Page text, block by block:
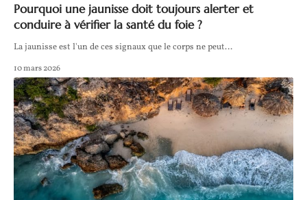
Pourquoi une jaunisse doit toujours alerter et
conduire à vérifier la santé du foie ?
La jaunisse est l'un de ces signaux que le corps ne peut…
10 mars 2026